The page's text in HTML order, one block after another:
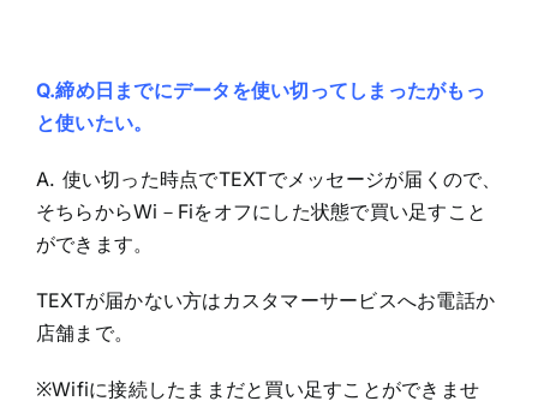
Q.締め日までにデータを使い切ってしまったがもっ
と使いたい。
A. 使い切った時点でTEXTでメッセージが届くので、
そちらからWi－Fiをオフにした状態で買い足すこと
ができます。
TEXTが届かない方はカスタマーサービスへお電話か
店舗まで。
※Wifiに接続したままだと買い足すことができませ